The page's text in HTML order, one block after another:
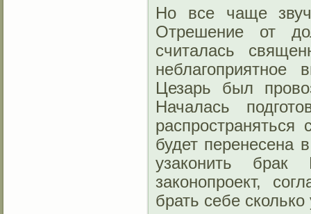
Но все чаще
Отрешение от
считалась
Цезарь был
Началась
будет перенесена
узаконить брак
законопроект,
брать себе